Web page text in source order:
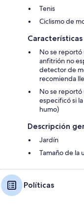
Tenis
Ciclismo de
No se
anfitrión no
detector de
recomienda
No se
especificó si
humo)
Descripción
Jardín
Tamaño de la
Políticas